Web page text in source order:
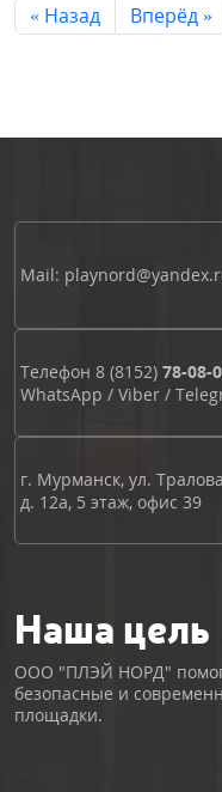
« Назад Вперёд »
Mail:
Телефон 8 (8152) 78-08-
WhatsApp / Viber /
г. Мурманск, ул.
д. 12а, 5 этаж, офис 39
Наша цель
ООО "ПЛЭЙ НОРД"
безопасные и
площадки.